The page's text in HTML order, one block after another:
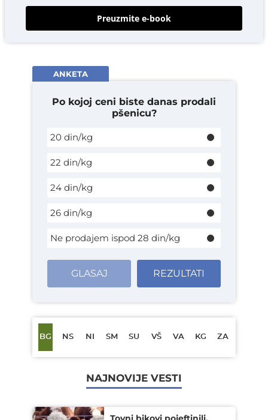
Preuzmite e-book
ANKETA
Po kojoj ceni biste danas prodali
pšenicu?
20 din/kg
22 din/kg
24 din/kg
26 din/kg
Ne prodajem ispod 28 din/kg
GLASAJ REZULTATI
BG NS NI SM SU VŠ VA KG ZA
NAJNOVIJE VESTI